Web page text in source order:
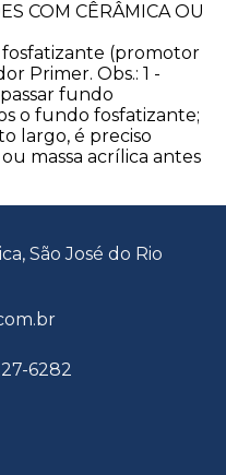
COM CÊRÂMICA OU
fosfatizante (promotor
Primer. Obs.: 1 -
fundo
o fundo fosfatizante;
largo, é preciso
massa acrílica antes
São José do Rio
6282